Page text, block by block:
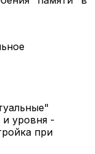
уровня -
при